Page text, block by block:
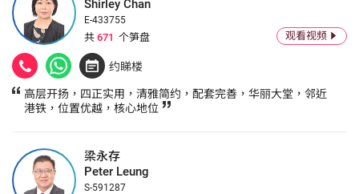
Shirley Chan
E-433755
共 671 个笋盘 观看视频
约睇楼
高层开扬，四正实用，清雅简约，配套完善，华丽大堂，邻近
港铁，位置优越，核心地位
梁永存
Peter Leung
S-591287